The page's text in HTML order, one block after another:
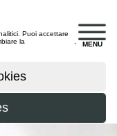
MENU
Puoi accettare
la